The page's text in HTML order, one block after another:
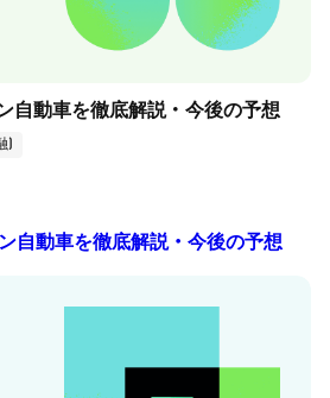
自動車を徹底解説・今後の予想
)
自動車を徹底解説・今後の予想